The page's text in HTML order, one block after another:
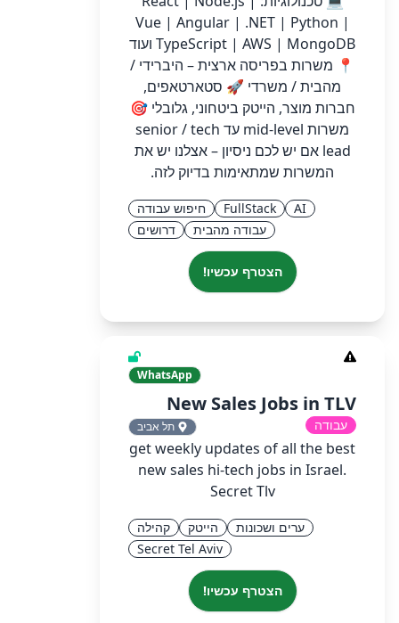
Vue | Angular | .NET | Python |
TypeScript | AWS | MongoDB ועוד
📍 משרות בפריסה ארצית – היברידי /
מהבית / משרדי 🚀 סטארטאפים,
חברות מוצר, הייטק ביטחוני, גלובלי 🎯
משרות mid-level עד senior / tech
lead אם יש לכם ניסיון – אצלנו יש את
המשרות שמתאימות בדיוק לזה.
AI
FullStack
חיפוש עבודה
עבודה מהבית
דרושים
הצטרף עכשיו!
WhatsApp
New Sales Jobs in TLV
עבודה תל אביב
get weekly updates of all the best
new sales hi-tech jobs in Israel.
Secret Tlv
ערים ושכונות הייטק
קהילה
Secret Tel Aviv
הצטרף עכשיו!